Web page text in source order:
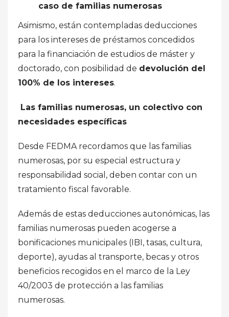
caso de familias numerosas
Asimismo, están contempladas deducciones
para los intereses de préstamos concedidos
para la financiación de estudios de máster y
doctorado, con posibilidad de devolución del
100% de los intereses.
Las familias numerosas, un colectivo con
necesidades específicas
Desde FEDMA recordamos que las familias
numerosas, por su especial estructura y
responsabilidad social, deben contar con un
tratamiento fiscal favorable.
Además de estas deducciones autonómicas, las
familias numerosas pueden acogerse a
bonificaciones municipales (IBI, tasas, cultura,
deporte), ayudas al transporte, becas y otros
beneficios recogidos en el marco de la Ley
40/2003 de protección a las familias
numerosas.